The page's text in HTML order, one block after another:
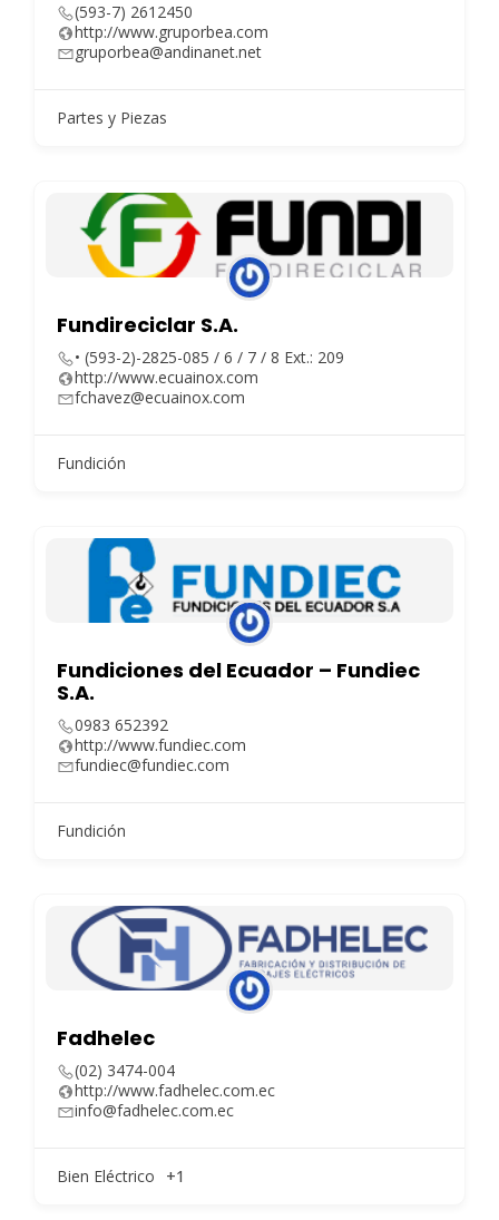
(593-7) 2612450
http://www.gruporbea.com
gruporbea@andinanet.net
Partes y Piezas
Fundireciclar S.A.
• (593-2)-2825-085 / 6 / 7 / 8 Ext.: 209
http://www.ecuainox.com
fchavez@ecuainox.com
Fundición
Fundiciones del Ecuador – Fundiec
S.A.
0983 652392
http://www.fundiec.com
fundiec@fundiec.com
Fundición
Fadhelec
(02) 3474-004
http://www.fadhelec.com.ec
info@fadhelec.com.ec
Bien Eléctrico +1